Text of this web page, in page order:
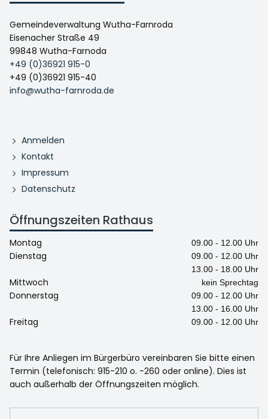
Gemeindeverwaltung Wutha-Farnroda
Eisenacher Straße 49
99848 Wutha-Farnoda
+49 (0)36921 915-0
+49 (0)36921 915-40
info@wutha-farnroda.de
Anmelden
Kontakt
Impressum
Datenschutz
Öffnungszeiten Rathaus
Montag 09.00 - 12.00 Uhr
Dienstag
09.00 - 12.00 Uhr
13.00 - 18.00 Uhr
Mittwoch kein Sprechtag
Donnerstag
09.00 - 12.00 Uhr
13.00 - 16.00 Uhr
Freitag 09.00 - 12.00 Uhr
Für Ihre Anliegen im Bürgerbüro vereinbaren Sie bitte einen
Termin (telefonisch: 915-210 o. -260 oder online). Dies ist
auch außerhalb der Öffnungszeiten möglich.